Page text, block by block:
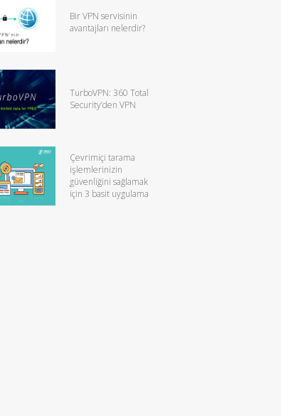
Bir VPN servisinin
avantajları nelerdir?
TurboVPN: 360 Total
Security’den VPN
Çevrimiçi tarama
işlemlerinizin
güvenliğini sağlamak
için 3 basit uygulama